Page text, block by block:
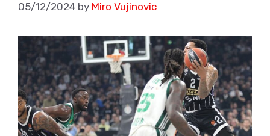
05/12/2024 by Miro Vujinovic